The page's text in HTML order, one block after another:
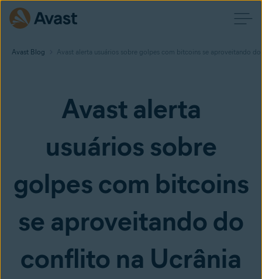
Avast Blog Avast alerta usuários sobre golpes com bitcoins se aproveitando
Avast alerta
usuários sobre
golpes com bitcoins
se aproveitando do
conflito na Ucrânia